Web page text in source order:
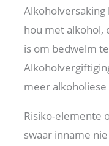
hou met alkohol,
is om bedwelm
meer alkoholiese
Risiko-elemente
swaar inname